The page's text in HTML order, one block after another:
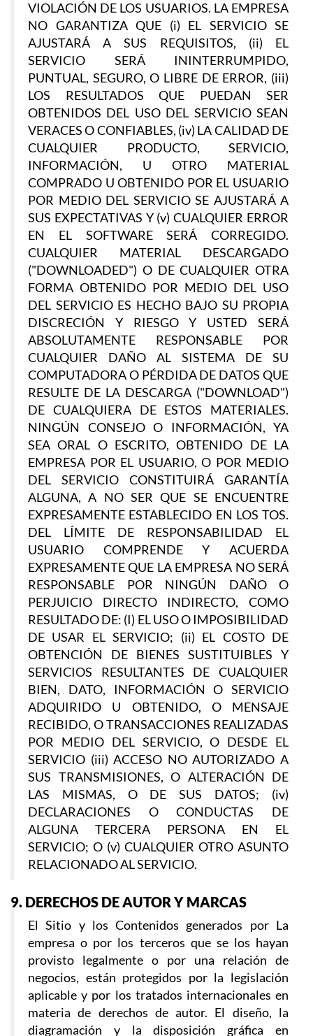
VIOLACIÓN DE LOS USUARIOS. LA EMPRESA
NO GARANTIZA QUE (i) EL SERVICIO SE
AJUSTARÁ A SUS REQUISITOS, (ii) EL
SERVICIO SERÁ ININTERRUMPIDO,
PUNTUAL, SEGURO, O LIBRE DE ERROR, (iii)
LOS RESULTADOS QUE PUEDAN SER
OBTENIDOS DEL USO DEL SERVICIO SEAN
VERACES O CONFIABLES, (iv) LA CALIDAD DE
CUALQUIER PRODUCTO, SERVICIO,
INFORMACIÓN, U OTRO MATERIAL
COMPRADO U OBTENIDO POR EL USUARIO
POR MEDIO DEL SERVICIO SE AJUSTARÁ A
SUS EXPECTATIVAS Y (v) CUALQUIER ERROR
EN EL SOFTWARE SERÁ CORREGIDO.
CUALQUIER MATERIAL DESCARGADO
("DOWNLOADED") O DE CUALQUIER OTRA
FORMA OBTENIDO POR MEDIO DEL USO
DEL SERVICIO ES HECHO BAJO SU PROPIA
DISCRECIÓN Y RIESGO Y USTED SERÁ
ABSOLUTAMENTE RESPONSABLE POR
CUALQUIER DAÑO AL SISTEMA DE SU
COMPUTADORA O PÉRDIDA DE DATOS QUE
RESULTE DE LA DESCARGA ("DOWNLOAD")
DE CUALQUIERA DE ESTOS MATERIALES.
NINGÚN CONSEJO O INFORMACIÓN, YA
SEA ORAL O ESCRITO, OBTENIDO DE LA
EMPRESA POR EL USUARIO, O POR MEDIO
DEL SERVICIO CONSTITUIRÁ GARANTÍA
ALGUNA, A NO SER QUE SE ENCUENTRE
EXPRESAMENTE ESTABLECIDO EN LOS TOS.
DEL LÍMITE DE RESPONSABILIDAD EL
USUARIO COMPRENDE Y ACUERDA
EXPRESAMENTE QUE LA EMPRESA NO SERÁ
RESPONSABLE POR NINGÚN DAÑO O
PERJUICIO DIRECTO INDIRECTO, COMO
RESULTADO DE: (I) EL USO O IMPOSIBILIDAD
DE USAR EL SERVICIO; (ii) EL COSTO DE
OBTENCIÓN DE BIENES SUSTITUIBLES Y
SERVICIOS RESULTANTES DE CUALQUIER
BIEN, DATO, INFORMACIÓN O SERVICIO
ADQUIRIDO U OBTENIDO, O MENSAJE
RECIBIDO, O TRANSACCIONES REALIZADAS
POR MEDIO DEL SERVICIO, O DESDE EL
SERVICIO (iii) ACCESO NO AUTORIZADO A
SUS TRANSMISIONES, O ALTERACIÓN DE
LAS MISMAS, O DE SUS DATOS; (iv)
DECLARACIONES O CONDUCTAS DE
ALGUNA TERCERA PERSONA EN EL
SERVICIO; O (v) CUALQUIER OTRO ASUNTO
RELACIONADO AL SERVICIO.
9. DERECHOS DE AUTOR Y MARCAS
El Sitio y los Contenidos generados por La
empresa o por los terceros que se los hayan
provisto legalmente o por una relación de
negocios, están protegidos por la legislación
aplicable y por los tratados internacionales en
materia de derechos de autor. El diseño, la
diagramación y la disposición gráfica en